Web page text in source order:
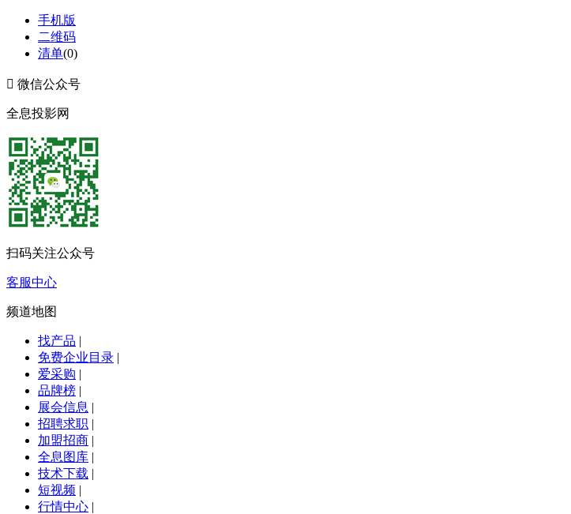
手机版
二维码
清单(0)
 微信公众号
全息投影网
扫码关注公众号
客服中心
频道地图
找产品 |
免费企业目录 |
爱采购 |
品牌榜 |
展会信息 |
招聘求职 |
加盟招商 |
全息图库 |
技术下载 |
短视频 |
行情中心 |